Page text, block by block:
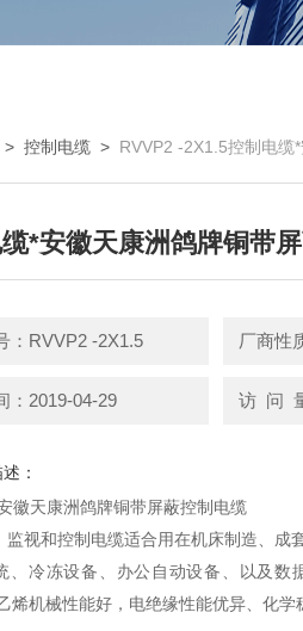
>控制电缆 > RVVP2 -2X1.5控制电缆*安
*安徽天康洲鸽牌铜带
：RVVP2 -2X1.5 厂商性
：2019-04-29 访 问
：
徽天康洲鸽牌铜带屏蔽控制电缆
监视和控制电缆适合用在机床制造、成
、冷冻设备、办公自动设备、以及数
烯机械性能好，电绝缘性能优异、化学